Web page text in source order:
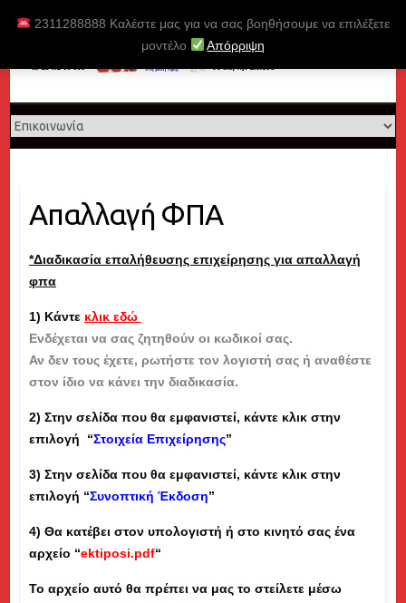
2311288888 Καλέστε μας για να σας βοηθήσουμε να επιλέξετε
μοντέλο
Απόρριψη
Skip
Απαλλαγή ΦΠΑ
*Διαδικασία επαλήθευσης επιχείρησης για απαλλαγή
φπα
1) Κάντε κλικ εδώ
Ενδέχεται να σας ζητηθούν οι κωδικοί σας.
Αν δεν τους έχετε, ρωτήστε τον λογιστή σας ή αναθέστε
στον ίδιο να κάνει την διαδικασία.
2) Στην σελίδα που θα εμφανιστεί, κάντε κλικ στην
επιλογή “Στοιχεία Επιχείρησης”
3) Στην σελίδα που θα εμφανιστεί, κάντε κλικ στην
επιλογή “Συνοπτική Έκδοση”
4) Θα κατέβει στον υπολογιστή ή στο κινητό σας ένα
αρχείο “ektiposi.pdf“
Το αρχείο αυτό θα πρέπει να μας το στείλετε μέσω